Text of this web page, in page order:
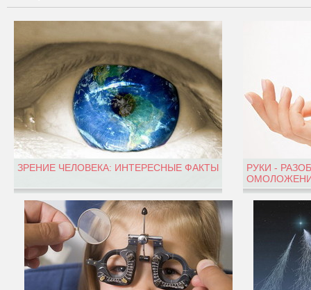
ЗРЕНИЕ ЧЕЛОВЕКА: ИНТЕРЕСНЫЕ ФАКТЫ
РУКИ -